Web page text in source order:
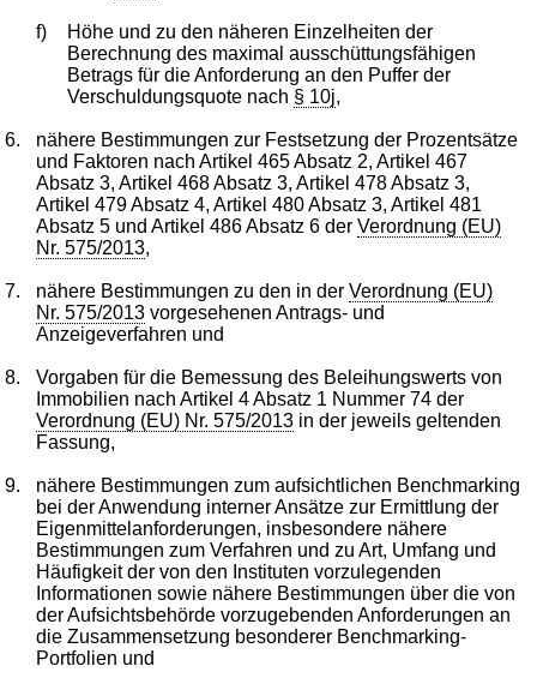
f)
Höhe und zu den näheren Einzelheiten der
Berechnung des maximal ausschüttungsfähigen
Betrags für die Anforderung an den Puffer der
Verschuldungsquote nach § 10j,
6.
nähere Bestimmungen zur Festsetzung der Prozentsätze
und Faktoren nach Artikel 465 Absatz 2, Artikel 467
Absatz 3, Artikel 468 Absatz 3, Artikel 478 Absatz 3,
Artikel 479 Absatz 4, Artikel 480 Absatz 3, Artikel 481
Absatz 5 und Artikel 486 Absatz 6 derVerordnung (EU)
Nr. 575/2013,
7. nähere Bestimmungen zu den in derVerordnung (EU)
Nr. 575/2013 vorgesehenen Antrags- und
Anzeigeverfahren und
8.
Vorgaben für die Bemessung des Beleihungswerts von
Immobilien nach Artikel 4 Absatz 1 Nummer 74 der
Verordnung (EU) Nr. 575/2013 in der jeweils geltenden
Fassung,
9.
nähere Bestimmungen zum aufsichtlichen Benchmarking
bei der Anwendung interner Ansätze zur Ermittlung der
Eigenmittelanforderungen, insbesondere nähere
Bestimmungen zum Verfahren und zu Art, Umfang und
Häufigkeit der von den Instituten vorzulegenden
Informationen sowie nähere Bestimmungen über die von
der Aufsichtsbehörde vorzugebenden Anforderungen an
die Zusammensetzung besonderer Benchmarking-
Portfolien und